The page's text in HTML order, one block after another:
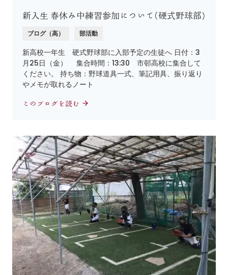
新入生 春休み中練習参加について(硬式野球部)
ブログ（高） 部活動
新高校一年生 硬式野球部に入部予定の生徒へ 日付：3
月25日（金） 集合時間：13:30 市邨高校に集合して
ください。 持ち物：野球道具一式、筆記用具、振り返り
やメモが取れるノート
このブログを読む